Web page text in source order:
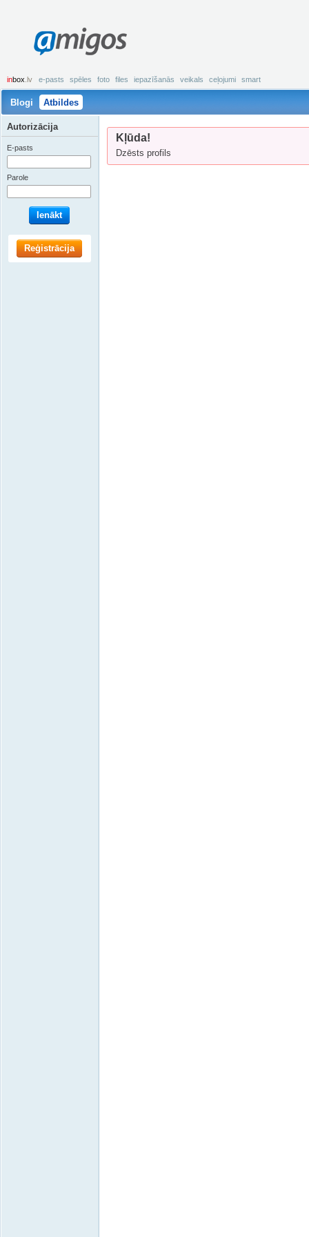
amigos
inbox .lv e-pasts spēles foto files iepazīšanās veikals ceļojumi smart
Blogi Atbildes
Kļūda!
Dzēsts profils
Autorizācija
E-pasts
Parole
Ienākt
Reģistrācija